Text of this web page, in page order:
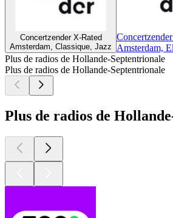
Concertzender X-Rated
Amsterdam, Classique, Jazz
Amsterdam,
Plus de radios de Hollande-Septentrionale
Plus de radios de Hollande-Septentrionale
Plus de radios de